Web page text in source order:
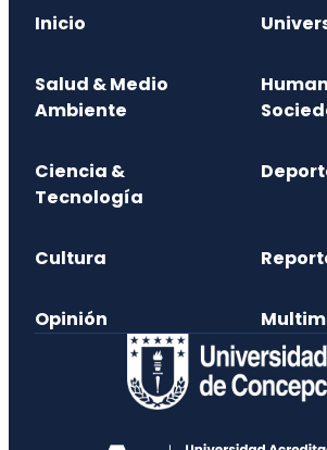
Inicio
Salud & Medio
Ambiente
Ciencia &
Tecnología
Cultura
Opinión